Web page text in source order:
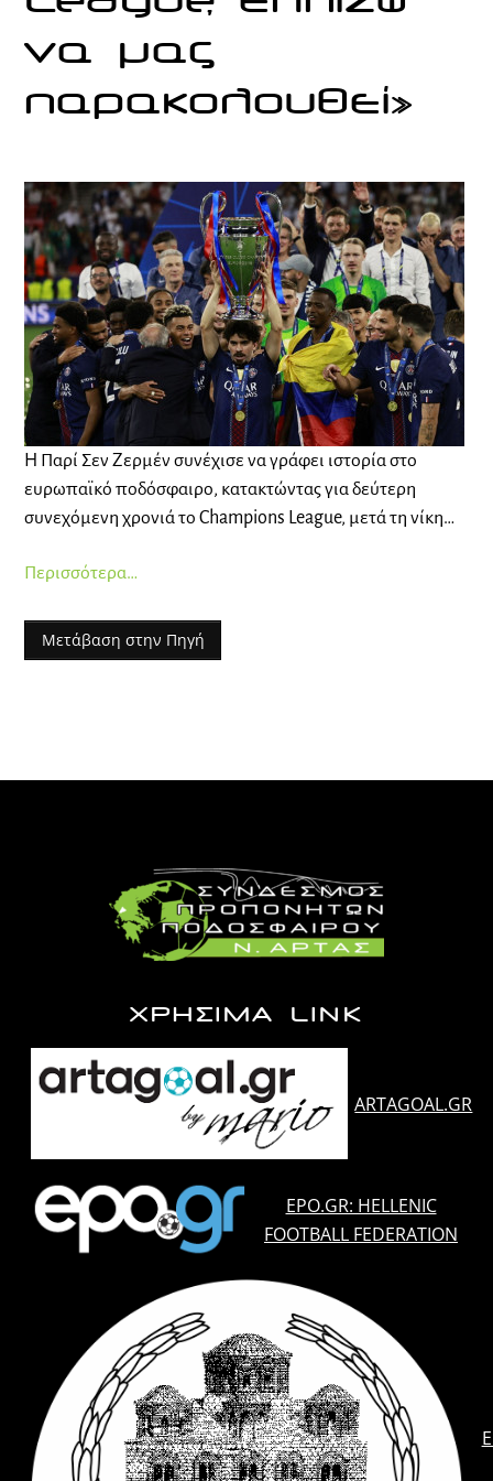
να μας
παρακολουθεί»
Η Παρί Σεν Ζερμέν συνέχισε να γράφει ιστορία στο
ευρωπαϊκό ποδόσφαιρο, κατακτώντας για δεύτερη
συνεχόμενη χρονιά το Champions League, μετά τη νίκη…
Περισσότερα…
Μετάβαση στην Πηγή
ΧΡΗΣΙΜΑ LINK
ARTAGOAL.GR
EPO.GR: HELLENIC
FOOTBALL FEDERATION